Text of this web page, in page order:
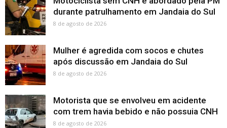
durante patrulhamento em Jandaia do Sul
8 de agosto de 2026
Mulher é agredida com socos e chutes
após discussão em Jandaia do Sul
8 de agosto de 2026
Motorista que se envolveu em acidente
com trem havia bebido e não possuia CNH
8 de agosto de 2026